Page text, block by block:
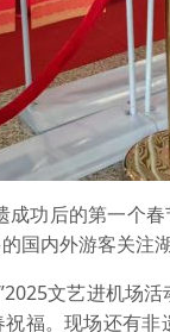
后的第一个春
国内外游客关注
文艺进机场活
福。现场还有